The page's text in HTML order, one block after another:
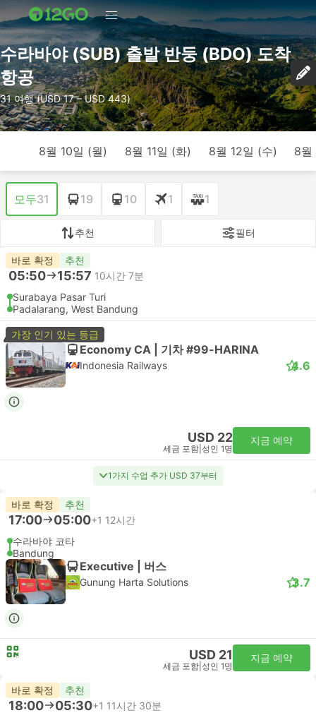
수라바야 (SUB) 출발 반둥 (BDO) 도착
항공
31 여행 (USD 17 – USD 443)
8월 10일 (월) 8월 11일 (화) 8월 12일 (수) 8월
모두31 19 10 1 1
추천 필터
바로 확정 추천
05:50 15:57 10시간 7분
Surabaya Pasar Turi
Padalarang, West Bandung
가장 인기 있는 등급
Economy CA | 기차 #99-HARINA
Indonesia Railways 4.6
USD 22
세금 포함 성인 1명
지금 예약
1가지 수업 추가 USD 37부터
바로 확정 추천
17:00 05:00+1 12시간
수라바야 코타
Bandung
Executive | 버스
Gunung Harta Solutions 3.7
USD 21
세금 포함 성인 1명
지금 예약
바로 확정 추천
18:00 05:30+1 11시간 30분